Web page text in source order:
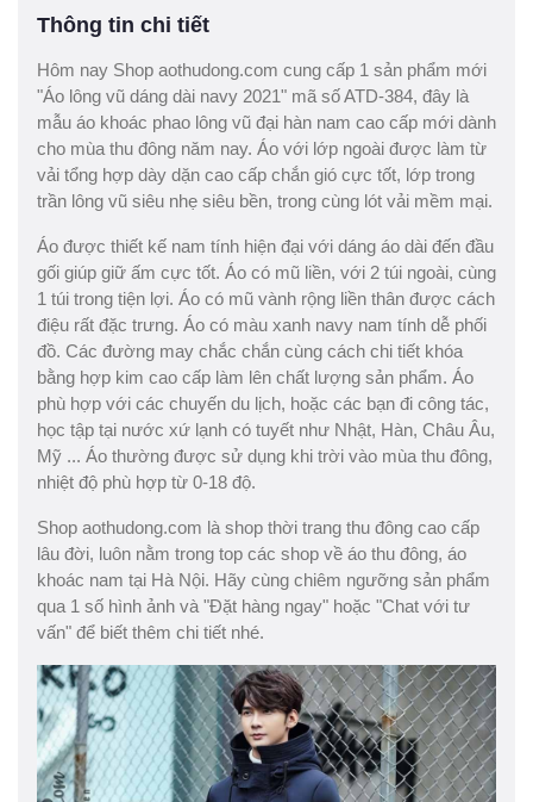
Thông tin chi tiết
Hôm nay Shop aothudong.com cung cấp 1 sản phẩm mới
"Áo lông vũ dáng dài navy 2021" mã số ATD-384, đây là
mẫu áo khoác phao lông vũ đại hàn nam cao cấp mới dành
cho mùa thu đông năm nay. Áo với lớp ngoài được làm từ
vải tổng hợp dày dặn cao cấp chắn gió cực tốt, lớp trong
trần lông vũ siêu nhẹ siêu bền, trong cùng lót vải mềm mại.
Áo được thiết kế nam tính hiện đại với dáng áo dài đến đầu
gối giúp giữ ấm cực tốt. Áo có mũ liền, với 2 túi ngoài, cùng
1 túi trong tiện lợi. Áo có mũ vành rộng liền thân được cách
điệu rất đặc trưng. Áo có màu xanh navy nam tính dễ phối
đồ. Các đường may chắc chắn cùng cách chi tiết khóa
bằng hợp kim cao cấp làm lên chất lượng sản phẩm. Áo
phù hợp với các chuyến du lịch, hoặc các bạn đi công tác,
học tập tại nước xứ lạnh có tuyết như Nhật, Hàn, Châu Âu,
Mỹ ... Áo thường được sử dụng khi trời vào mùa thu đông,
nhiệt độ phù hợp từ 0-18 độ.
Shop aothudong.com là shop thời trang thu đông cao cấp
lâu đời, luôn nằm trong top các shop về áo thu đông, áo
khoác nam tại Hà Nội. Hãy cùng chiêm ngưỡng sản phẩm
qua 1 số hình ảnh và "Đặt hàng ngay" hoặc "Chat với tư
vấn" để biết thêm chi tiết nhé.